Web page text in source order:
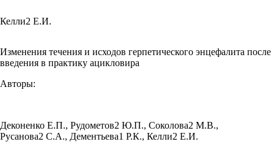
Келли2 Е.И.
Изменения течения и исходов герпетического энцефалита после
введения в практику ацикловира
Авторы:
Деконенко Е.П., Рудометов2 Ю.П., Соколова2 М.В.,
Русанова2 С.А., Дементьева1 Р.К., Келли2 Е.И.